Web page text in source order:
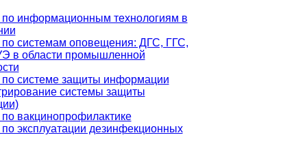
информационным технологиям в
системам оповещения: ДГС, ГГС,
в области промышленной
системе защиты информации
системы защиты
вакцинопрофилактике
эксплуатации дезинфекционных